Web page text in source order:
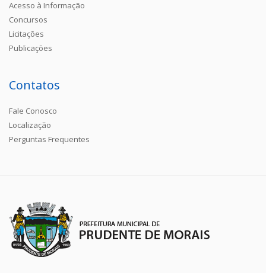
Acesso à Informação
Concursos
Licitações
Publicações
Contatos
Fale Conosco
Localização
Perguntas Frequentes